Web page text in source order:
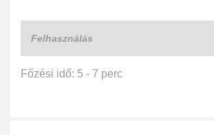
Felhasználás
Főzési idő: 5 - 7 perc